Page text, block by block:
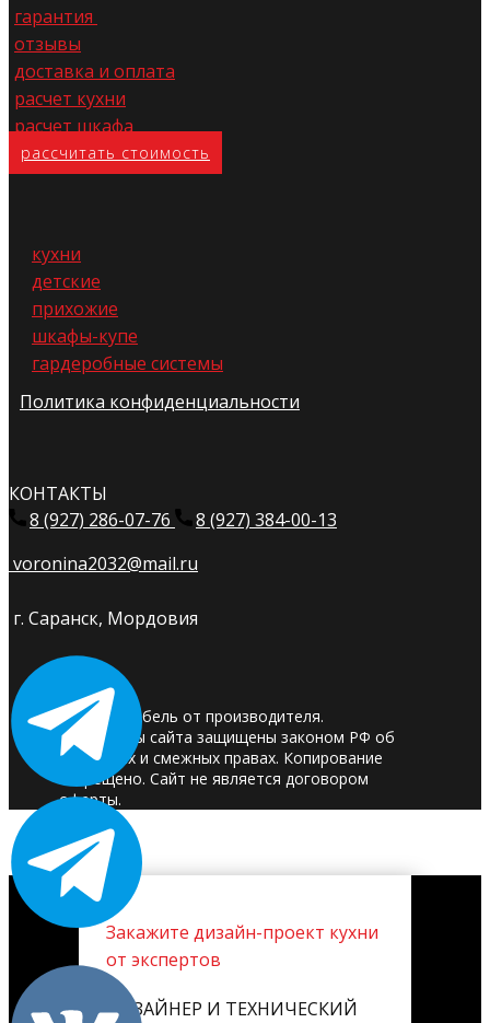
гарантия
отзывы
доставка и оплата
расчет кухни
расчет шкафа
расс​читать стоимость
кухни
детские
прихожие
шкафы-купе
гардеробные системы
Политика конфиденциальности
КОНТАКТЫ
8 (927) 286-07-76
8 (927) 384-00-13
voronina2032@mail.ru
г. Саранск, Мордовия
© 2025. Мебель от производителя.
Материалы сайта защищены законом РФ об
авторских и смежных правах. Копирование
запрещено. Сайт не является договором
оферты.
Закажите дизайн-проект кухни
от экспертов
ДИЗАЙНЕР И ТЕХНИЧЕСКИЙ